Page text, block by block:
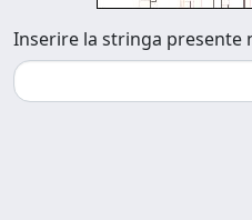
Inserire la stringa presente